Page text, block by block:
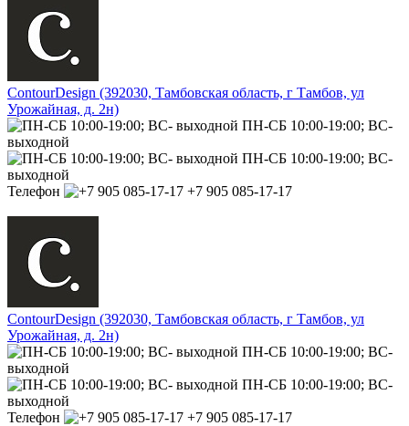
ContourDesign (392030, Тамбовская область, г Тамбов, ул
Урожайная, д. 2н)
ПН-СБ 10:00-19:00; ВС-
выходной
ПН-СБ 10:00-19:00; ВС-
выходной
Телефон
+7 905 085-17-17
ContourDesign (392030, Тамбовская область, г Тамбов, ул
Урожайная, д. 2н)
ПН-СБ 10:00-19:00; ВС-
выходной
ПН-СБ 10:00-19:00; ВС-
выходной
Телефон
+7 905 085-17-17